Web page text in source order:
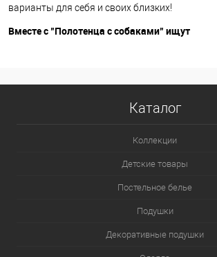
варианты для себя и своих близких!
Вместе с "Полотенца с собаками" ищут
Каталог
Коллекции
Детские товары
Постельное белье
Подушки
Декоративные подушки